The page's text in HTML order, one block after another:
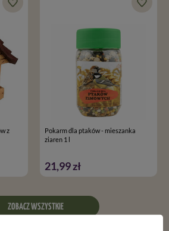
z
Pokarm dla ptaków - mieszanka
ziaren 1 l
21,99 zł
ZOBACZ WSZYSTKIE